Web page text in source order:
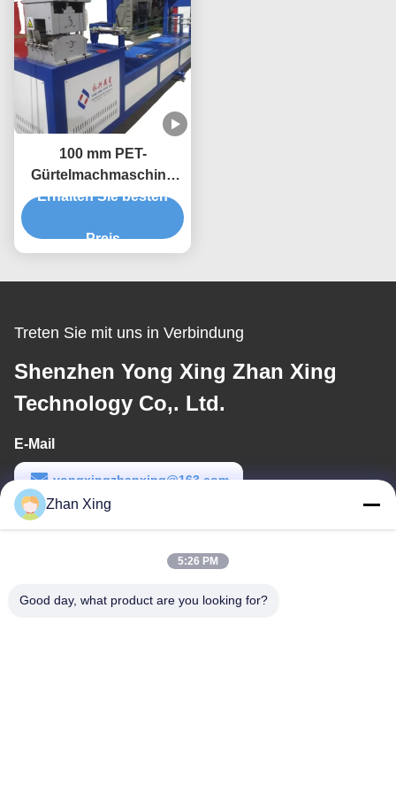
100 mm PET-
Gürtelmachmaschine
mit einer Schraube 38
Erhalten Sie besten
Preis
Treten Sie mit uns in Verbindung
Shenzhen Yong Xing Zhan Xing
Technology Co,. Ltd.
E-Mail
yongxingzhanxing@163.com
Arbeitszeit
Zhan Xing
5:26 PM
Good day, what product are you looking for?